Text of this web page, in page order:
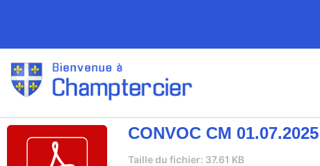
CONVOC CM 01.07.2025
Taille du fichier: 37.61 KB